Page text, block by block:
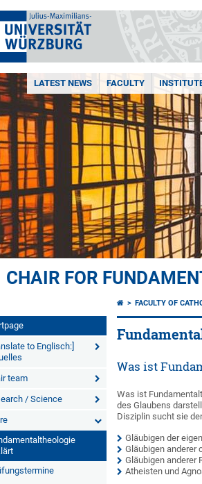
LATEST NEWS FACULTY
CHAIR FOR
to Englisch:]
team
/ Science
FACULTY OF
Was ist
Was ist
des Glaubens
Disziplin sucht sie
Gläubigen der
Gläubigen anderer
Gläubigen anderer
Atheisten und